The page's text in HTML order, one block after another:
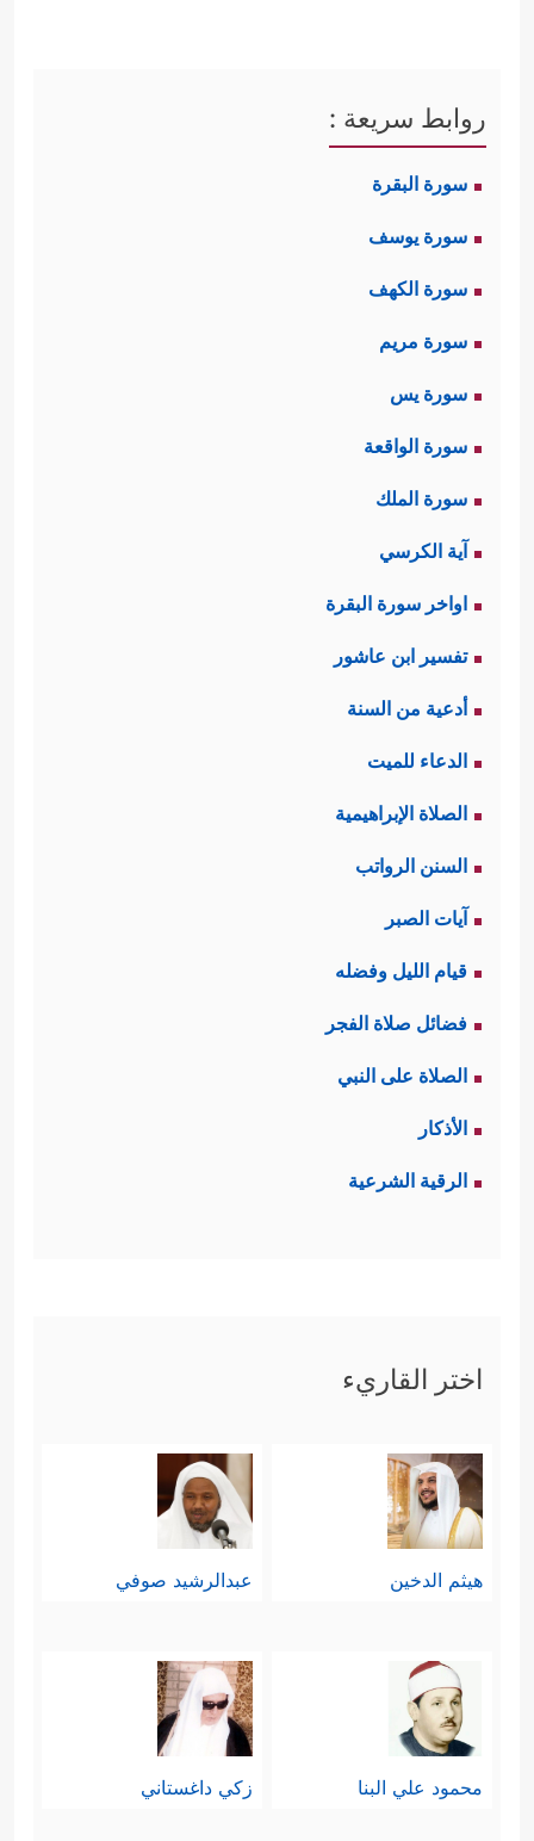
روابط سريعة :
سورة البقرة
سورة يوسف
سورة الكهف
سورة مريم
سورة يس
سورة الواقعة
سورة الملك
آية الكرسي
اواخر سورة البقرة
تفسير ابن عاشور
أدعية من السنة
الدعاء للميت
الصلاة الإبراهيمية
السنن الرواتب
آيات الصبر
قيام الليل وفضله
فضائل صلاة الفجر
الصلاة على النبي
الأذكار
الرقية الشرعية
اختر القاريء
هيثم الدخين عبدالرشيد صوفي
محمود علي البنا زكي داغستاني